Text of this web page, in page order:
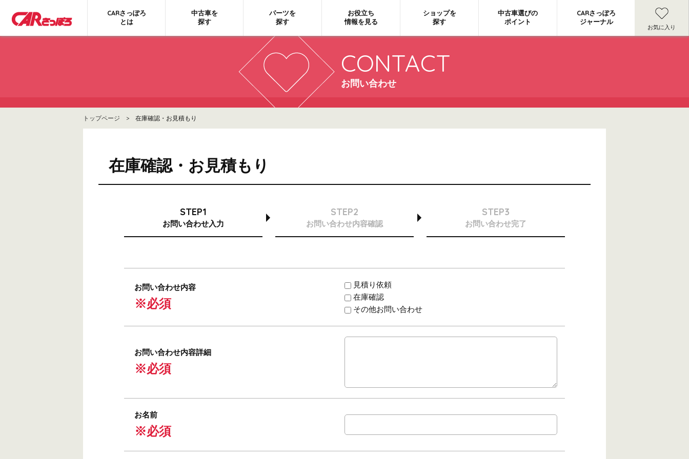
CARさっぽろ
とは
中古車を
探す
パーツを
探す
お役立ち
情報を見る
ショップを
探す
中古車選びの
ポイント
CARさっぽろ
ジャーナル
お気に入り
CONTACT
お問い合わせ
トップページ > 在庫確認・お見積もり
在庫確認・お見積もり
STEP1
お問い合わせ入力
STEP2
お問い合わせ内容確認
STEP3
お問い合わせ完了
お問い合わせ内容
※必須
見積り依頼
在庫確認
その他お問い合わせ
お問い合わせ内容詳細
※必須
お名前
※必須